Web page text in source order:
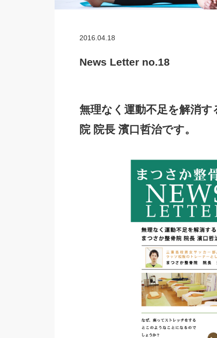
2016.04.18
News Letter no.18
無理なく運動不足を解消
院 院長 濱口哲治です。